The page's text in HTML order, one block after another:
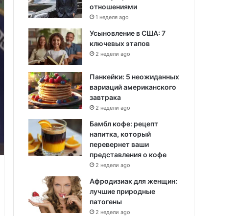
отношениями
1 неделя ago
Усыновление в США: 7
ключевых этапов
2 недели ago
Панкейки: 5 неожиданных
вариаций американского
завтрака
2 недели ago
Бамбл кофе: рецепт
напитка, который
перевернет ваши
представления о кофе
2 недели ago
Афродизиак для женщин:
лучшие природные
патогены
2 недели ago